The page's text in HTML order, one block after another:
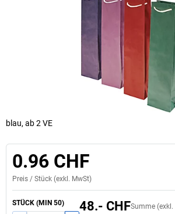
blau, ab 2 VE
0.96 CHF
Preis / Stück (exkl. MwSt)
STÜCK (MIN 50) Summe (exkl.
48.- CHF